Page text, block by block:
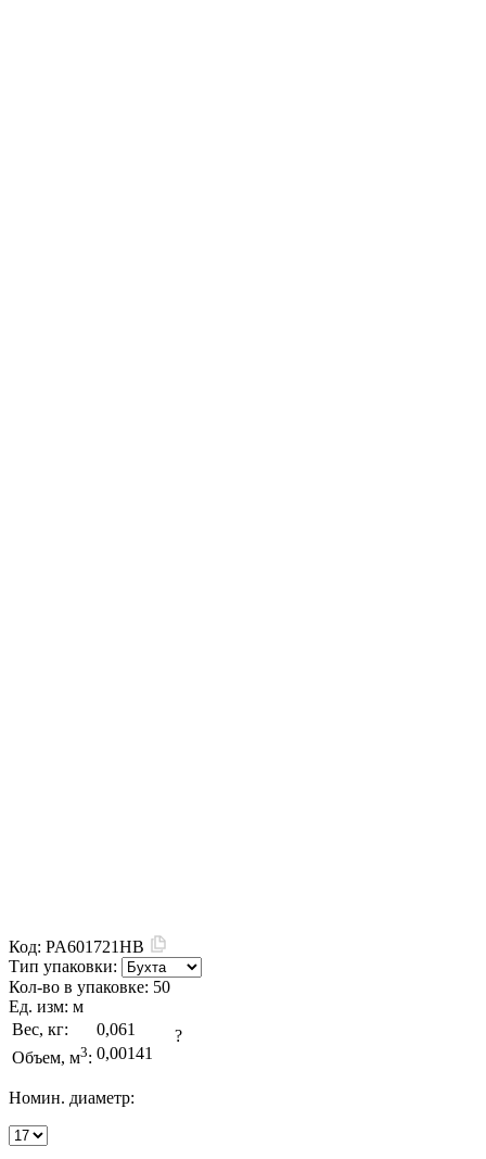
Код: PA601721HB
Тип упаковки:
Кол-во в упаковке: 50
Ед. изм: м
Вес, кг:
0,061
Объем, м3: 0,00141
?
Номин. диаметр: